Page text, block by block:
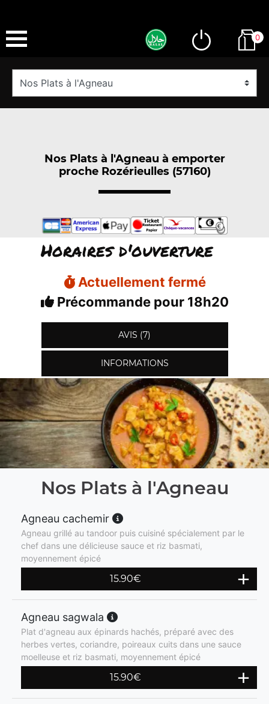
0
Nos Plats à l'Agneau à emporter
proche Rozérieulles (57160)
Horaires d'ouverture
Actuellement fermé
Précommande pour 18h20
AVIS (7)
INFORMATIONS
Nos Plats à l'Agneau
Agneau cachemir
Agneau grillé au tandoor puis cuisiné spécialement par le
chef dans une délicieuse sauce et riz basmati,
moyennement épicé
15.90€
Agneau sagwala
Plat d'agneau aux épinards hachés, préparé avec des
herbes vertes, coriandre, poireaux cuits dans une sauce
moelleuse et riz basmati, moyennement épicé
15.90€